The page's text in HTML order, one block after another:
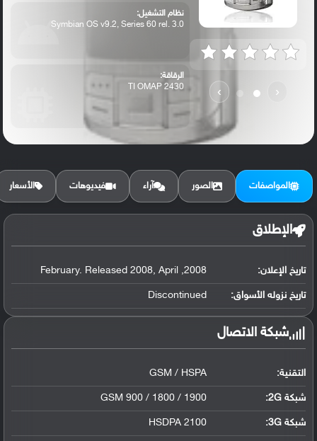
‹
›
نظام التشغيل:
Symbian OS v9.2, Series 60 rel. 3.0
الرقاقة:
TI OMAP 2430
الرام / التخزين:
المواصفات الصور آراء فيديوهات الأسعار
الإطلاق
تاريخ الإعلان: 2008, February. Released 2008, April
تاريخ نزوله الأسواق: Discontinued
شبكة الاتصال
التقنية: GSM / HSPA
شبكة 2G: GSM 900 / 1800 / 1900
شبكة 3G :
HSDPA 2100